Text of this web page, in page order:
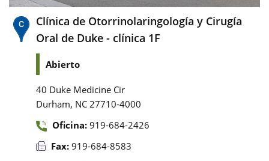
Clínica de Otorrinolaringología y Cirugía
Oral de Duke - clínica 1F
Abierto
40 Duke Medicine Cir
Durham, NC 27710-4000
Oficina: 919-684-2426
Fax: 919-684-8583